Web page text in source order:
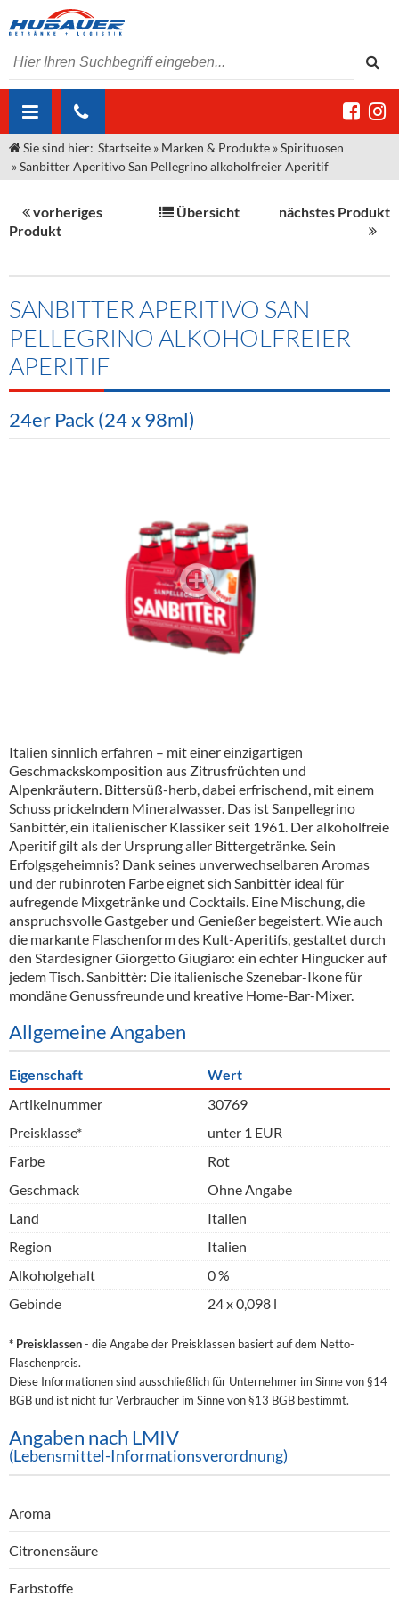
ÜBER UNS
Unser Liefergebiet
Kontakt
Angebote Gastronomie & Großhandel
Neuigkeiten
Termine
MARKEN & PRODUKTE
Sirup
Spirituosen
Bier
Öle & Küchenartikel
Hygieneartikel & Desinfektion
Kommisionskauf & Lieferbedingungen
Fremddienstleistungen
Sie sind hier: Startseite » Marken & Produkte »Spirituosen
»Sanbitter Aperitivo San Pellegrino alkoholfreier Aperitif
vorheriges
Produkt
Übersicht nächstes Produkt
SANBITTER APERITIVO SAN
PELLEGRINO ALKOHOLFREIER
APERITIF
24er Pack (24 x 98ml)
Italien sinnlich erfahren – mit einer einzigartigen
Geschmackskomposition aus Zitrusfrüchten und
Alpenkräutern. Bittersüß-herb, dabei erfrischend, mit einem
Schuss prickelndem Mineralwasser. Das ist Sanpellegrino
Sanbittèr, ein italienischer Klassiker seit 1961. Der alkoholfreie
Aperitif gilt als der Ursprung aller Bittergetränke. Sein
Erfolgsgeheimnis? Dank seines unverwechselbaren Aromas
und der rubinroten Farbe eignet sich Sanbittèr ideal für
aufregende Mixgetränke und Cocktails. Eine Mischung, die
anspruchsvolle Gastgeber und Genießer begeistert. Wie auch
die markante Flaschenform des Kult-Aperitifs, gestaltet durch
den Stardesigner Giorgetto Giugiaro: ein echter Hingucker auf
jedem Tisch. Sanbittèr: Die italienische Szenebar-Ikone für
mondäne Genussfreunde und kreative Home-Bar-Mixer.
Allgemeine Angaben
Eigenschaft
Wert
Artikelnummer
30769
Preisklasse*
unter 1 EUR
Farbe
Rot
Geschmack
Ohne Angabe
Land
Italien
Region
Italien
Alkoholgehalt
0 %
Gebinde
24 x 0,098 l
* Preisklassen- die Angabe der Preisklassen basiert auf dem Netto-
Flaschenpreis.
Diese Informationen sind ausschließlich für Unternehmer im Sinne von §14
BGB und ist nicht für Verbraucher im Sinne von §13 BGB bestimmt.
Angaben nach LMIV
(Lebensmittel-Informationsverordnung)
Aroma
Citronensäure
Farbstoffe